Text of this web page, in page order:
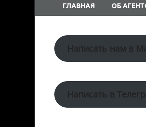
ГЛАВНАЯ ОБ
Написать нам в
Написать в